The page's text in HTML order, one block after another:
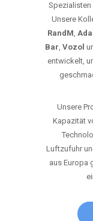
Spezialisten
Unsere
RandM,
Bar, Vozol
entwickelt,
Unsere
Kapazität
Luftzufuhr
aus Europa